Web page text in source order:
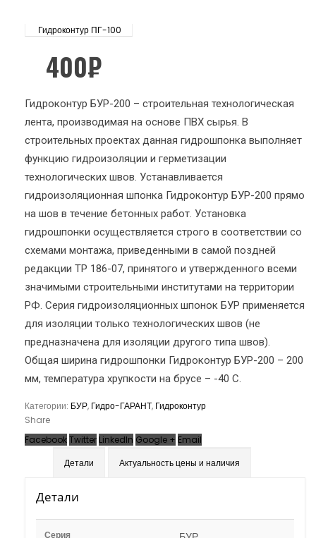
Гидроконтур ПГ-100
400₽
Гидроконтур БУР-200 – строительная технологическая
лента, производимая на основе ПВХ сырья. В
строительных проектах данная гидрошпонка выполняет
функцию гидроизоляции и герметизации
технологических швов. Устанавливается
гидроизоляционная шпонка Гидроконтур БУР-200 прямо
на шов в течение бетонных работ. Установка
гидрошпонки осуществляется строго в соответствии со
схемами монтажа, приведенными в самой поздней
редакции ТР 186-07, принятого и утвержденного всеми
значимыми строительными институтами на территории
РФ. Серия гидроизоляционных шпонок БУР применяется
для изоляции только технологических швов (не
предназначена для изоляции другого типа швов).
Общая ширина гидрошпонки Гидроконтур БУР-200 – 200
мм, температура хрупкости на брусе – -40 С.
Категории: БУР, Гидро-ГАРАНТ, Гидроконтур
Share
FacebookTwitter LinkedIn Google + Email
Детали
Актуальность цены и наличия
Детали
Серия